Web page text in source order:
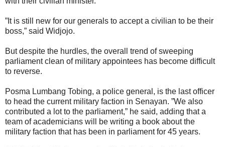
”It is still new for our generals to accept a civilian to be their
boss,” said Widjojo.
But despite the hurdles, the overall trend of sweeping
parliament clean of military appointees has become difficult
to reverse.
Posma Lumbang Tobing, a police general, is the last officer
to head the current military faction in Senayan. ”We also
contributed a lot to the parliament,” he said, adding that a
team of academicians will be writing a book about the
military faction that has been in parliament for 45 years.